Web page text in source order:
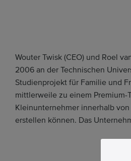
Wouter Twisk (CEO) und Roel
2006 an der Technischen
Studienprojekt für Familie und
mittlerweile zu einem Premium-
Kleinunternehmer innerhalb
erstellen können. Das